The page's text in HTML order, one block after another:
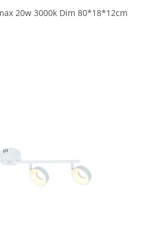
20w 3000k Dim 80*18*12cm